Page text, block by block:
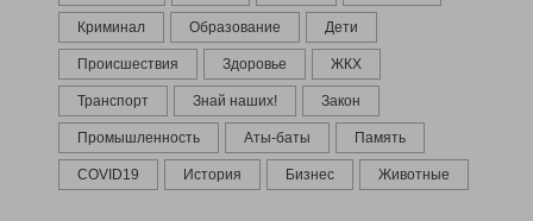
Криминал Образование Дети
Происшествия Здоровье ЖКХ
Транспорт Знай наших! Закон
Промышленность Аты-баты Память
COVID19 История Бизнес Животные